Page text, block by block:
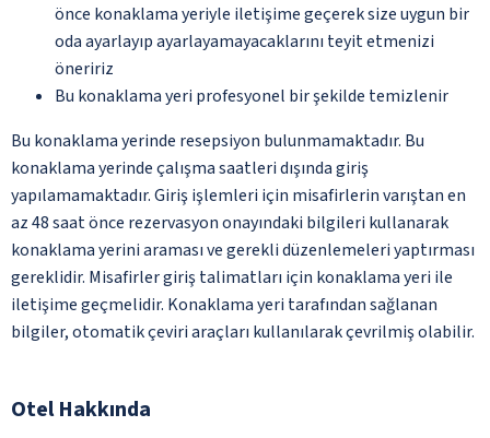
önce konaklama yeriyle iletişime geçerek size uygun bir
oda ayarlayıp ayarlayamayacaklarını teyit etmenizi
öneririz
Bu konaklama yeri profesyonel bir şekilde temizlenir
Bu konaklama yerinde resepsiyon bulunmamaktadır. Bu
konaklama yerinde çalışma saatleri dışında giriş
yapılamamaktadır. Giriş işlemleri için misafirlerin varıştan en
az 48 saat önce rezervasyon onayındaki bilgileri kullanarak
konaklama yerini araması ve gerekli düzenlemeleri yaptırması
gereklidir. Misafirler giriş talimatları için konaklama yeri ile
iletişime geçmelidir. Konaklama yeri tarafından sağlanan
bilgiler, otomatik çeviri araçları kullanılarak çevrilmiş olabilir.
Otel Hakkında